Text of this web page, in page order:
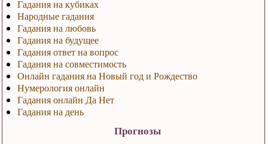
Гадания на кубиках
Народные гадания
Гадания на любовь
Гадания на будущее
Гадания ответ на вопрос
Гадания на совместимость
Онлайн гадания на Новый год и Рождество
Нумерология онлайн
Гадания онлайн Да Нет
Гадания на день
Прогнозы